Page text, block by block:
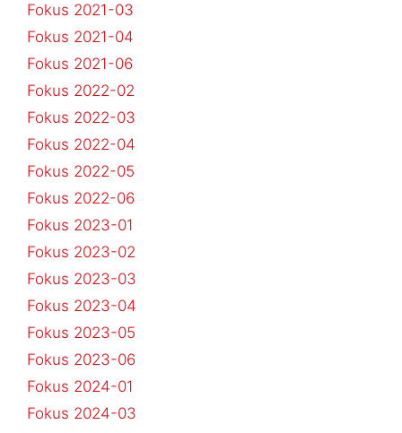
Fokus 2021-03
Fokus 2021-04
Fokus 2021-06
Fokus 2022-02
Fokus 2022-03
Fokus 2022-04
Fokus 2022-05
Fokus 2022-06
Fokus 2023-01
Fokus 2023-02
Fokus 2023-03
Fokus 2023-04
Fokus 2023-05
Fokus 2023-06
Fokus 2024-01
Fokus 2024-03